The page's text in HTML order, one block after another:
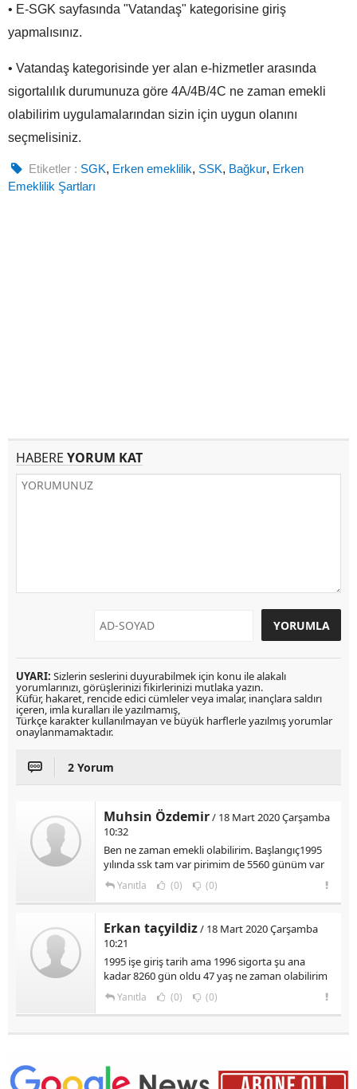
• E-SGK sayfasında "Vatandaş" kategorisine giriş
yapmalısınız.
• Vatandaş kategorisinde yer alan e-hizmetler arasında
sigortalılık durumunuza göre 4A/4B/4C ne zaman emekli
olabilirim uygulamalarından sizin için uygun olanını
seçmelisiniz.
Etiketler : SGK, Erken emeklilik, SSK, Bağkur, Erken
Emeklilik Şartları
HABERE YORUM KAT
UYARI: Sizlerin seslerini duyurabilmek için konu ile alakalı
yorumlarınızı, görüşlerinizi fikirlerinizi mutlaka yazın.
Küfür, hakaret, rencide edici cümleler veya imalar, inançlara saldırı
içeren, imla kuralları ile yazılmamış,
Türkçe karakter kullanılmayan ve büyük harflerle yazılmış yorumlar
onaylanmamaktadır.
2 Yorum
Muhsin Özdemir/ 18 Mart 2020 Çarşamba
10:32
Ben ne zaman emekli olabilirim. Başlangıç1995
yılında ssk tam var pirimim de 5560 günüm var
Yanıtla (0) (0)
Erkan taçyildiz/ 18 Mart 2020 Çarşamba
10:21
1995 işe giriş tarih ama 1996 sigorta şu ana
kadar 8260 gün oldu 47 yaş ne zaman olabilirim
Yanıtla (0) (0)